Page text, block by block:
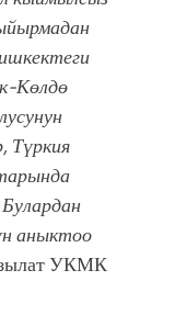
Көлдө
Түркия
аныктоо
УКМК